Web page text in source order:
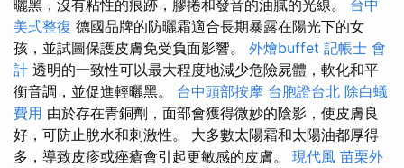
曬黑，沒有粘性的痕跡，膠捲和發音的油膩的光線。 台中
美式整復 德國品牌的防曬霜適合長期暴露在陽光下的女
孩，並試圖保護皮膚免受負面影響。 外燴buffet 記帳士 會
計 透明的一致性可以最大程度地減少危險屍體，軟化和平
衡音調，並促進輕曬黑。 台中頭部按摩 台胞證台北 除白蟻
費用 由於存在青銅劑，面部會獲得微妙的陰影，使皮膚良
好，可防止脫水和刺激性。 大多數太陽霜和太陽油都厚得
多，導致皮疹或痤瘡會引起更敏感的皮膚。 現代風 苗栗外